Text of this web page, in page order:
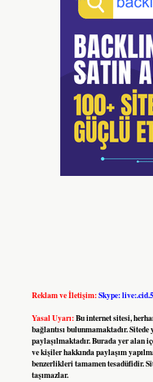
Reklam ve İletişim:Skype:
Yasal Uyarı:Bu internet sitesi,
bağlantısı bulunmamaktadır. Sitede
paylaşılmaktadır. Burada yer alan
ve kişiler hakkında paylaşım
benzerlikleri tamamen tesadüfidir.
taşımazlar.